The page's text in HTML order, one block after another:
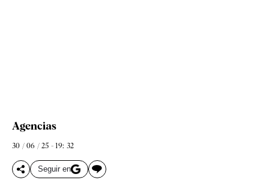
Agencias
30 / 06 / 25 - 19: 32
Seguir en